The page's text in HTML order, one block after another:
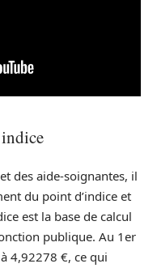
des aide-soignantes, il
du point d’indice et
est la base de calcul
publique. Au 1er
4,92278 €, ce qui